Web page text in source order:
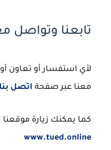
تابعنا وتواصل
لأي استفسار أو تعاون
معنا عبر صفحة اتصل بنا
كما يمكنك زيارة موقعنا
www.tued.online